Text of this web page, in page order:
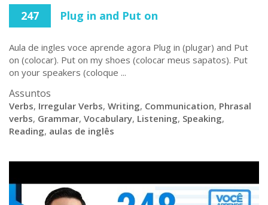
247 Plug in and Put on
Aula de ingles voce aprende agora Plug in (plugar) and Put
on (colocar). Put on my shoes (colocar meus sapatos). Put
on your speakers (coloque ...
Assuntos
Verbs, Irregular Verbs, Writing, Communication, Phrasal
verbs, Grammar, Vocabulary, Listening, Speaking,
Reading, aulas de inglês